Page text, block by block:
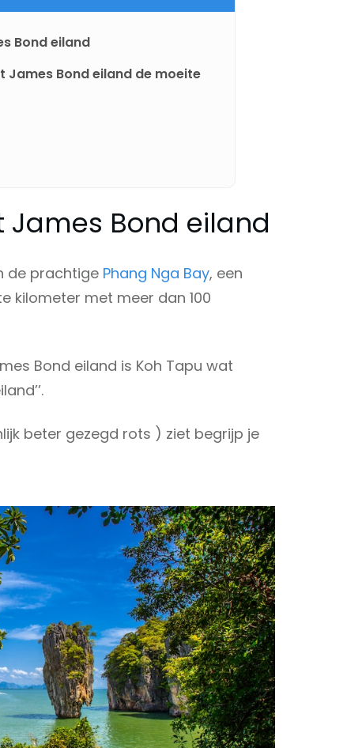
Bond eiland
James Bond eiland de moeite
James Bond eiland
de prachtige Phang Nga Bay, een
kilometer met meer dan 100
Bond eiland is Koh Tapu wat
beter gezegd rots ) ziet begrijp je